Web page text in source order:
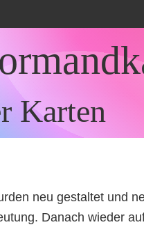
Karten
neu gestaltet und
Danach wieder